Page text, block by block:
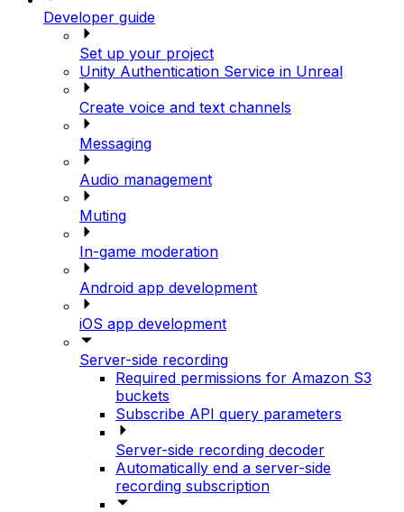
Developer guide
Set up your project
Unity Authentication Service in Unreal
Create voice and text channels
Messaging
Audio management
Muting
In-game moderation
Android app development
iOS app development
Server-side recording
Required permissions for Amazon S3
buckets
Subscribe API query parameters
Server-side recording decoder
Automatically end a server-side
recording subscription